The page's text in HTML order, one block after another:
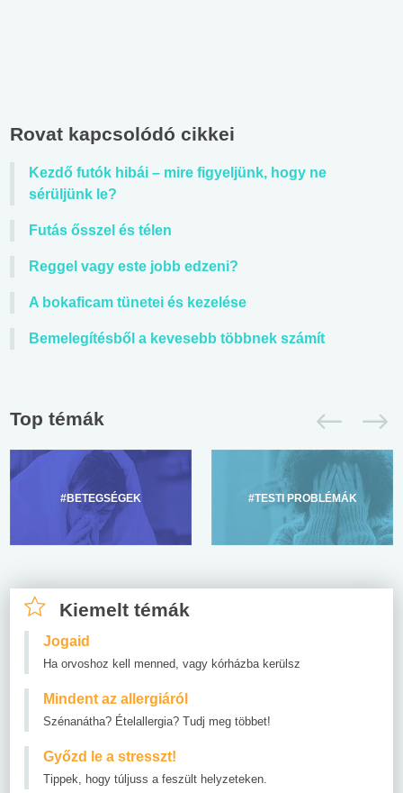
Rovat kapcsolódó cikkei
Kezdő futók hibái – mire figyeljünk, hogy ne
sérüljünk le?
Futás ősszel és télen
Reggel vagy este jobb edzeni?
A bokaficam tünetei és kezelése
Bemelegítésből a kevesebb többnek számít
Top témák
#BETEGSÉGEK #TESTI PROBLÉMÁK
Kiemelt témák
Jogaid
Ha orvoshoz kell menned, vagy kórházba kerülsz
Mindent az allergiáról
Szénanátha? Ételallergia? Tudj meg többet!
Győzd le a stresszt!
Tippek, hogy túljuss a feszült helyzeteken.